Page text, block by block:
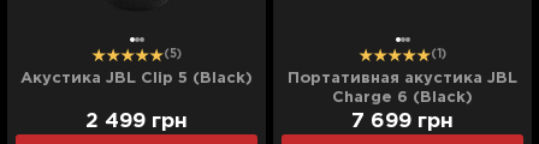
(5)
Акустика JBL Clip 5 (Black)
2 499 грн
(1)
Портативная акустика JBL
Charge 6 (Black)
7 699 грн